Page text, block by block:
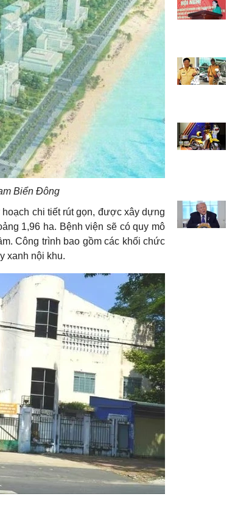
Biển Đông
chi tiết rút gọn, được xây dựng
1,96 ha. Bệnh viện sẽ có quy mô
Công trình bao gồm các khối chức
xanh nội khu.